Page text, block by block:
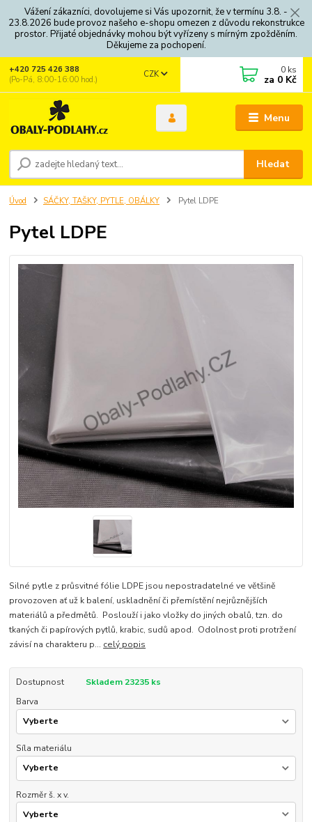
Vážení zákazníci, dovolujeme si Vás upozornit, že v termínu 3.8. -
23.8.2026 bude provoz našeho e-shopu omezen z důvodu rekonstrukce
prostor. Přijaté objednávky mohou být vyřízeny s mírným zpožděním.
Děkujeme za pochopení.
Menu
CZK
Hledat
+420 725 426 388
(Po-Pá, 8:00-16:00 hod.)
0 ks
za 0 Kč
Úvod SÁČKY, TAŠKY, PYTLE, OBÁLKY Pytel LDPE
Pytel LDPE
Silné pytle z průsvitné fólie LDPE jsou nepostradatelné ve většině
provozoven ať už k balení, uskladnění či přemístění nejrůznějších
materiálů a předmětů. Poslouží i jako vložky do jiných obalů, tzn. do
tkaných či papírových pytlů, krabic, sudů apod. Odolnost proti protržení
závisí na charakteru p... celý popis
Dostupnost
Skladem 23235 ks
Barva
Síla materiálu
Rozměr š. x v.